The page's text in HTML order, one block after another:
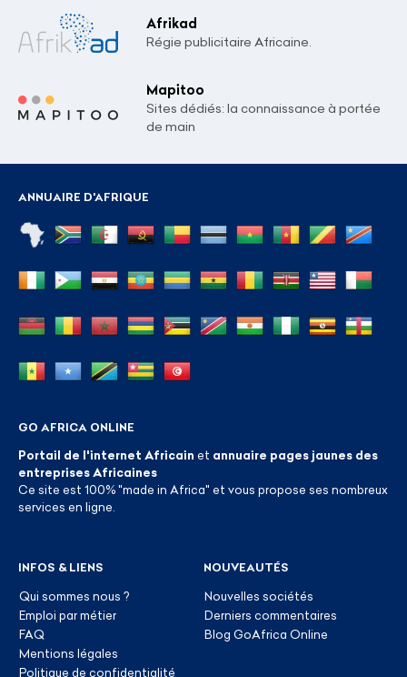
Afrikad
Régie publicitaire Africaine.
Mapitoo
Sites dédiés: la connaissance à portée
de main
ANNUAIRE D'AFRIQUE
GO AFRICA ONLINE
Portail de l'internet Africain et annuaire pages jaunes des
entreprises Africaines
Ce site est 100% "made in Africa" et vous propose ses nombreux
services en ligne.
INFOS & LIENS
Qui sommes nous ?
Emploi par métier
FAQ
Mentions légales
Politique de confidentialité
NOUVEAUTÉS
Nouvelles sociétés
Derniers commentaires
Blog GoAfrica Online